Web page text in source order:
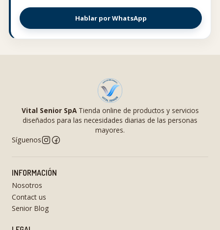
Hablar por WhatsApp
Vital Senior SpATienda online de productos y servicios
diseñados para las necesidades diarias de las personas
mayores.
Síguenos
INFORMACIÓN
Nosotros
Contact us
Senior Blog